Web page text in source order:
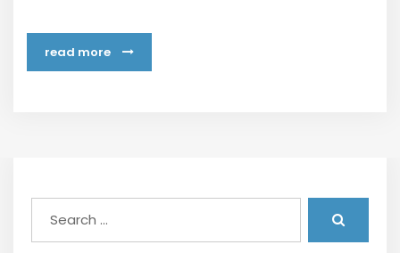
read more